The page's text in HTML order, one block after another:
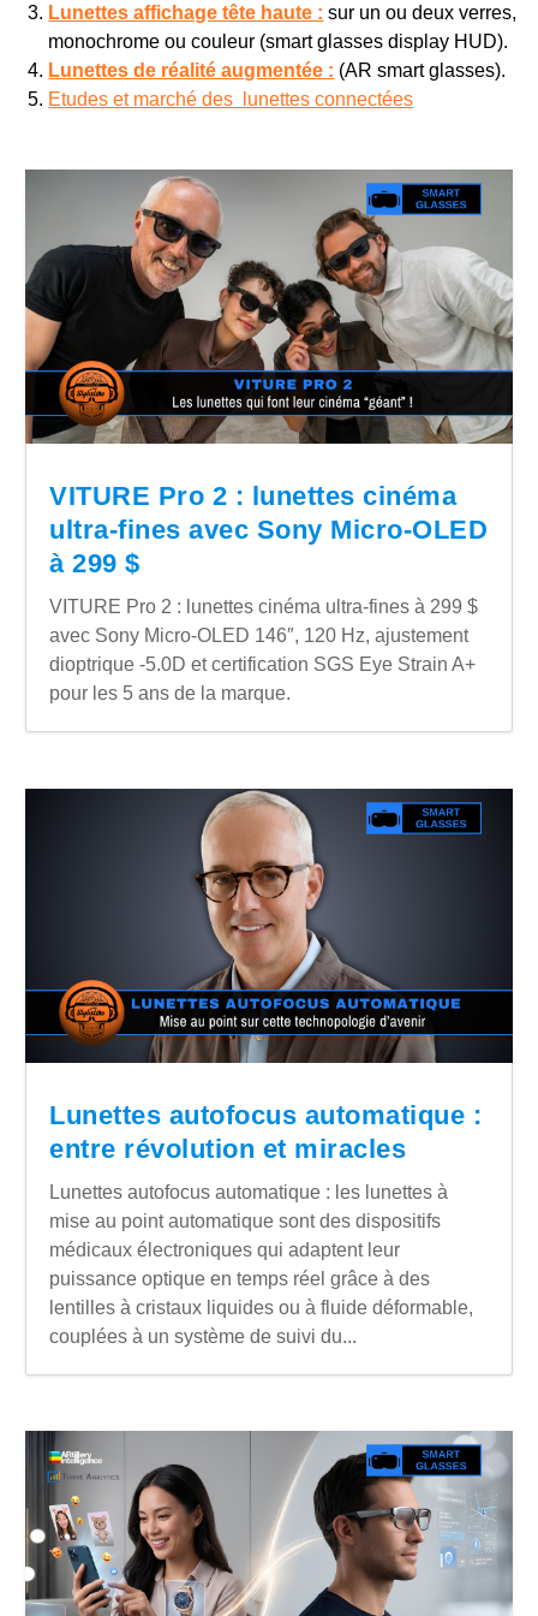
Lunettes affichage tête haute : sur un ou deux verres,
monochrome ou couleur (smart glasses display HUD).
Lunettes de réalité augmentée : (AR smart glasses).
Etudes et marché des lunettes connectées
VITURE Pro 2 : lunettes cinéma
ultra-fines avec Sony Micro-OLED
à 299 $
VITURE Pro 2 : lunettes cinéma ultra-fines à 299 $
avec Sony Micro-OLED 146″, 120 Hz, ajustement
dioptrique -5.0D et certification SGS Eye Strain A+
pour les 5 ans de la marque.
Lunettes autofocus automatique :
entre révolution et miracles
Lunettes autofocus automatique : les lunettes à
mise au point automatique sont des dispositifs
médicaux électroniques qui adaptent leur
puissance optique en temps réel grâce à des
lentilles à cristaux liquides ou à fluide déformable,
couplées à un système de suivi du...